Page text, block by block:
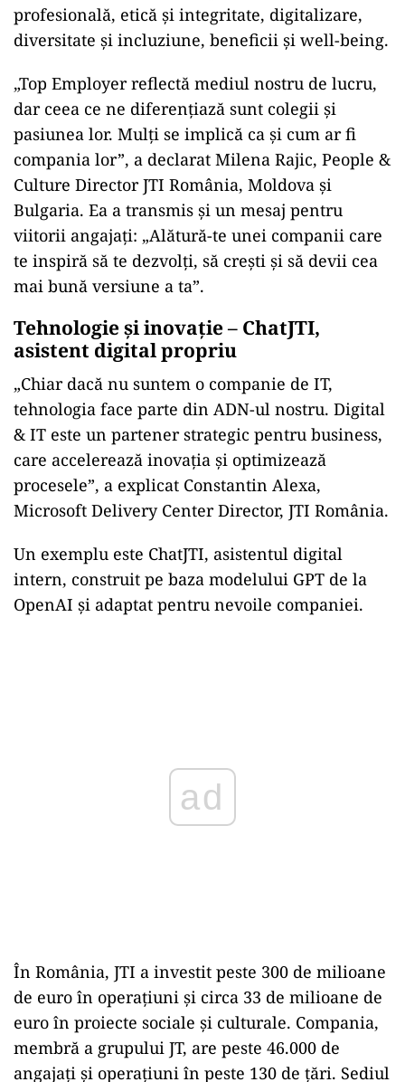
profesională, etică și integritate, digitalizare,
diversitate și incluziune, beneficii și well-being.
„Top Employer reflectă mediul nostru de lucru,
dar ceea ce ne diferențiază sunt colegii și
pasiunea lor. Mulți se implică ca și cum ar fi
compania lor”, a declarat Milena Rajic, People &
Culture Director JTI România, Moldova și
Bulgaria. Ea a transmis și un mesaj pentru
viitorii angajați: „Alătură-te unei companii care
te inspiră să te dezvolți, să crești și să devii cea
mai bună versiune a ta”.
Tehnologie și inovație – ChatJTI,
asistent digital propriu
„Chiar dacă nu suntem o companie de IT,
tehnologia face parte din ADN-ul nostru. Digital
& IT este un partener strategic pentru business,
care accelerează inovația și optimizează
procesele”, a explicat Constantin Alexa,
Microsoft Delivery Center Director, JTI România.
Un exemplu este ChatJTI, asistentul digital
intern, construit pe baza modelului GPT de la
OpenAI și adaptat pentru nevoile companiei.
ad
În România, JTI a investit peste 300 de milioane
de euro în operațiuni și circa 33 de milioane de
euro în proiecte sociale și culturale. Compania,
membră a grupului JT, are peste 46.000 de
angajați și operațiuni în peste 130 de țări. Sediul